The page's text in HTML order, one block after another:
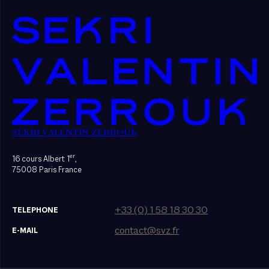
SEKRI VALENTIN ZERROUK
16 cours Albert 1er,
75008 Paris France
TELEPHONE +33 (0) 1 58 18 30 30
E-MAIL contact@svz.fr